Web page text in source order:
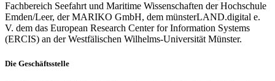
Fachbereich Seefahrt und Maritime Wissenschaften der Hochschule
Emden/Leer, der MARIKO GmbH, dem münsterLAND.digital e.
V. dem das European Research Center for Information Systems
(ERCIS) an der Westfälischen Wilhelms-Universität Münster.
Die Geschäftsstelle